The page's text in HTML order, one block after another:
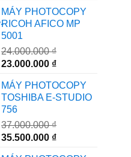
là:
22.300.000 ₫.
tại
là:
MÁY PHOTOCOPY
RICOH AFICO MP
5001
24.000.000₫
Giá
là:
24.000.000 ₫.
23.000.000 ₫Giá
tại
là:
MÁY PHOTOCOPY
TOSHIBA E-STUDIO
756
37.000.000₫
Giá
35.500.000 ₫Giá